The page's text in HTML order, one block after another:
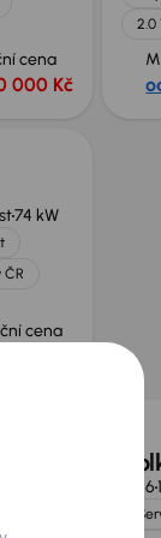
cena
000 Kč
2.0
74 kW
ČR
cena
2016